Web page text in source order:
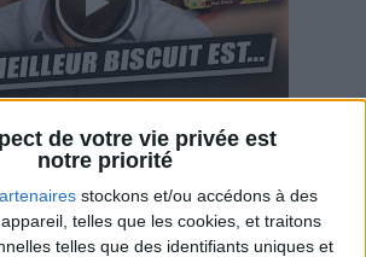
de votre vie privée est
notre priorité
stockons et/ou accédons à des
telles que les cookies, et traitons
telles que des identifiants uniques et
Harrys... Que valent vraiment
ces gâteaux ?